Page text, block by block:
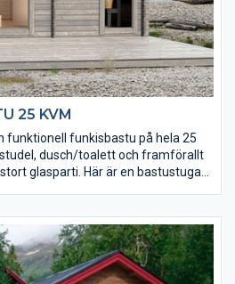
25 KVM
funktionell funkisbastu på hela 25
dusch/toalett och framförallt
glasparti. Här är en bastustuga